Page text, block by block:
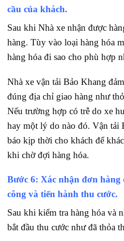
cầu của khách.
Sau khi Nhà xe nhận được
hàng. Tùy vào loại hàng hóa
hàng hóa đi sao cho phù hợp
Nhà xe vận tải Bảo Khang
đúng địa chỉ giao hàng như
Nếu trường hợp có trễ do xe
hay một lý do nào đó. Vận tải
báo kịp thời cho khách để
khi chờ đợi hàng hóa.
Bước 6: Xác nhận đơn
công và tiến hành thu cước.
Sau khi kiểm tra hàng hóa và
bắt đầu thu cước như đã thỏa